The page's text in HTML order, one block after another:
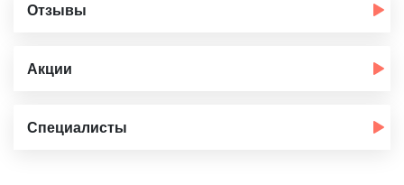
Отзывы
Акции
Специалисты